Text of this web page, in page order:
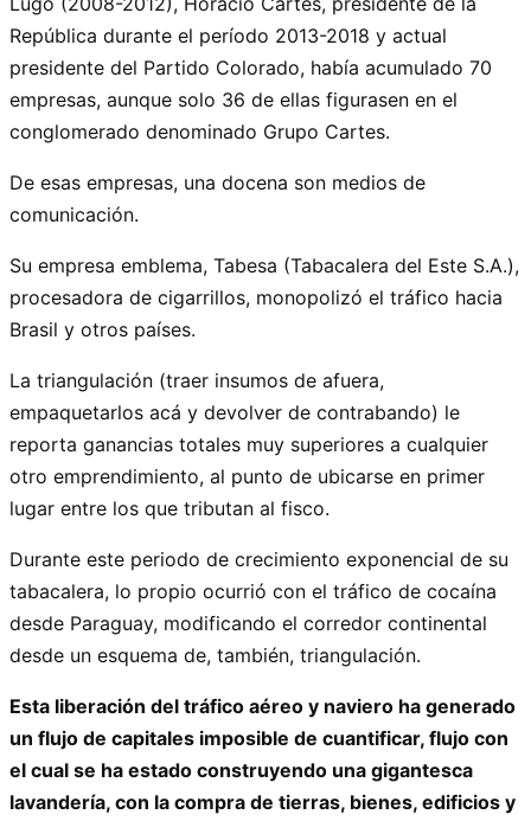
República durante el período 2013-2018 y actual
presidente del Partido Colorado, había acumulado 70
empresas, aunque solo 36 de ellas figurasen en el
conglomerado denominado Grupo Cartes.
De esas empresas, una docena son medios de
comunicación.
Su empresa emblema, Tabesa (Tabacalera del Este S.A.),
procesadora de cigarrillos, monopolizó el tráfico hacia
Brasil y otros países.
La triangulación (traer insumos de afuera,
empaquetarlos acá y devolver de contrabando) le
reporta ganancias totales muy superiores a cualquier
otro emprendimiento, al punto de ubicarse en primer
lugar entre los que tributan al fisco.
Durante este periodo de crecimiento exponencial de su
tabacalera, lo propio ocurrió con el tráfico de cocaína
desde Paraguay, modificando el corredor continental
desde un esquema de, también, triangulación.
Esta liberación del tráfico aéreo y naviero ha generado
un flujo de capitales imposible de cuantificar, flujo con
el cual se ha estado construyendo una gigantesca
lavandería, con la compra de tierras, bienes, edificios y